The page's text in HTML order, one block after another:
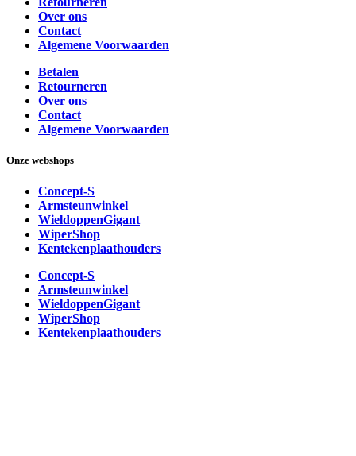
Over ons
Contact
Algemene Voorwaarden
Betalen
Retourneren
Over ons
Contact
Algemene Voorwaarden
Onze webshops
Concept-S
Armsteunwinkel
WieldoppenGigant
WiperShop
Kentekenplaathouders
Concept-S
Armsteunwinkel
WieldoppenGigant
WiperShop
Kentekenplaathouders